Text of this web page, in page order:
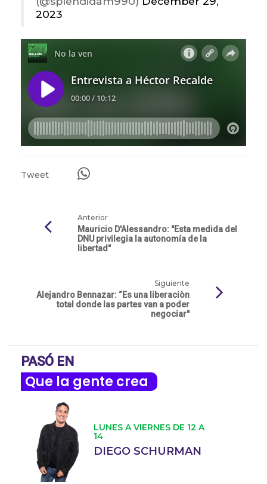
2023
Tweet
Anterior
Mauricio D'Alessandro: "Esta medida del
DNU privilegia la autonomía de la
libertad"
Siguiente
Alejandro Bennazar: “Es una liberaciòn
total donde las partes van a poder
negociar"
PASÓ EN
Que la gente crea
LUNES A VIERNES DE 12 A
14
DIEGO SCHURMAN